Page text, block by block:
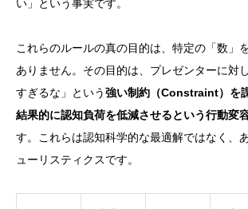
い」という事実です。
これらのルールの真の目的は、特定の「数」
ありません。その目的は、プレゼンターに対
すぎるな」という強い制約（Constraint）を
結果的に認知負荷を低減させるという行動変
す。これらは認知科学的な最適解ではなく、
ューリスティクスです。